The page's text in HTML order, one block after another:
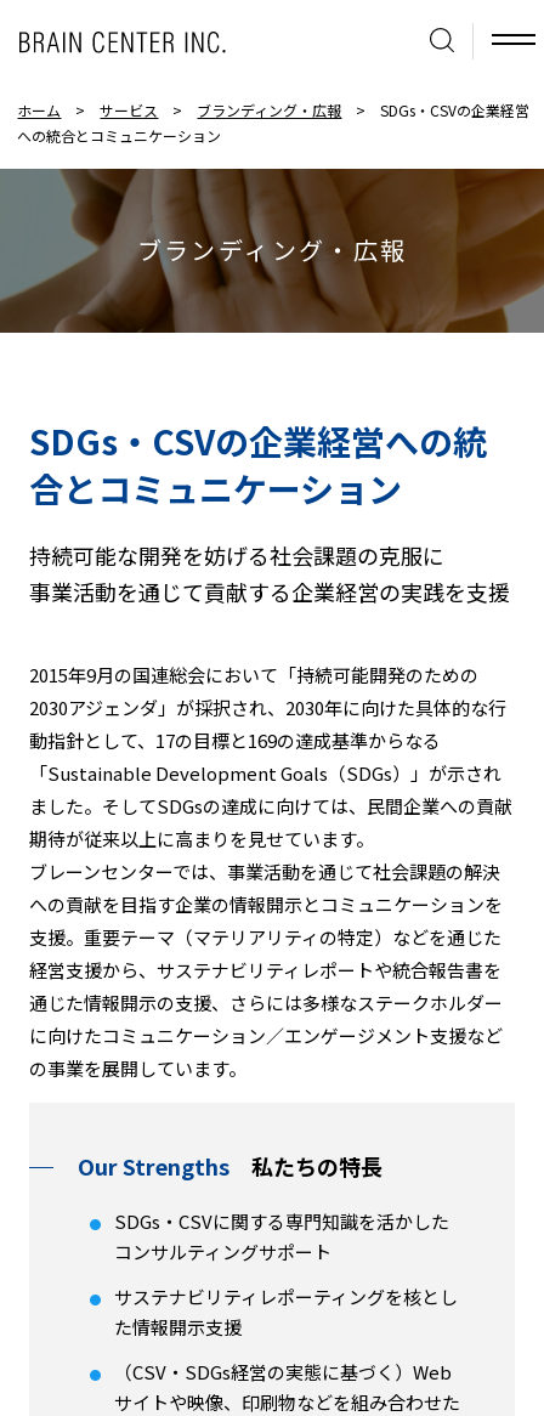
ホーム >サービス > ブランディング・広報 >SDGs・CSVの企業経営
への統合とコミュニケーション
ブランディング・広報
SDGs・CSVの企業経営への統
合とコミュニケーション
持続可能な開発を妨げる社会課題の克服に
事業活動を通じて貢献する企業経営の実践を支援
2015年9月の国連総会において「持続可能開発のための
2030アジェンダ」が採択され、2030年に向けた具体的な行
動指針として、17の目標と169の達成基準からなる
「Sustainable Development Goals（SDGs）」が示され
ました。そしてSDGsの達成に向けては、民間企業への貢献
期待が従来以上に高まりを見せています。
ブレーンセンターでは、事業活動を通じて社会課題の解決
への貢献を目指す企業の情報開示とコミュニケーションを
支援。重要テーマ（マテリアリティの特定）などを通じた
経営支援から、サステナビリティレポートや統合報告書を
通じた情報開示の支援、さらには多様なステークホルダー
に向けたコミュニケーション／エンゲージメント支援など
の事業を展開しています。
Our Strengths 私たちの特長
SDGs・CSVに関する専門知識を活かした
コンサルティングサポート
サステナビリティレポーティングを核とし
た情報開示支援
（CSV・SDGs経営の実態に基づく）Web
サイトや映像、印刷物などを組み合わせた